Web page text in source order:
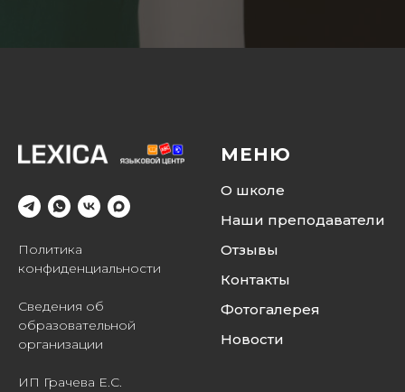
Политика
конфиденциальности
Сведения об
образовательной
организации
ИП Грачева Е.С.
МЕНЮ
О школе
Наши преподаватели
Отзывы
Контакты
Фотогалерея
Новости